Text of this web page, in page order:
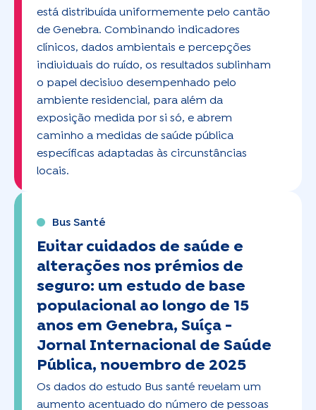
está distribuída uniformemente pelo cantão
de Genebra. Combinando indicadores
clínicos, dados ambientais e percepções
individuais do ruído, os resultados sublinham
o papel decisivo desempenhado pelo
ambiente residencial, para além da
exposição medida por si só, e abrem
caminho a medidas de saúde pública
específicas adaptadas às circunstâncias
locais.
Bus Santé
Evitar cuidados de saúde e
alterações nos prémios de
seguro: um estudo de base
populacional ao longo de 15
anos em Genebra, Suíça -
Jornal Internacional de Saúde
Pública, novembro de 2025
Os dados do estudo Bus santé revelam um
aumento acentuado do número de pessoas